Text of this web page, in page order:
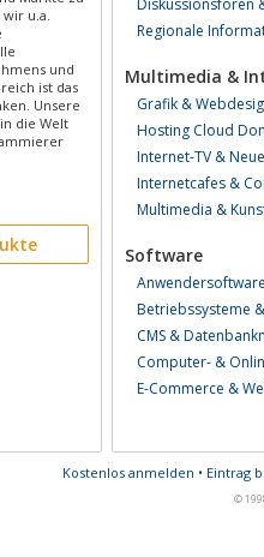
u.a.
und
ist das
Unsere
die Welt
Regionale
Multimedia &
Grafik &
Hosting Cloud
Internet-TV &
Internetcafes &
Multimedia &
Software
Betriebssysteme
CMS &
Computer- &
E-Commerce &
Kostenlos anmelden • Eintrag
©